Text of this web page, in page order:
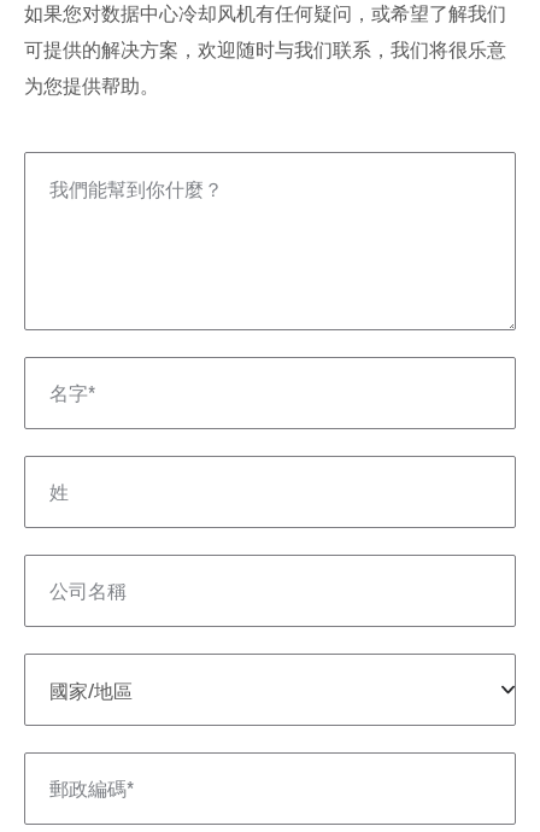
如果您对数据中心冷却风机有任何疑问，或希望了解我们
可提供的解决方案，欢迎随时与我们联系，我们将很乐意
为您提供帮助。